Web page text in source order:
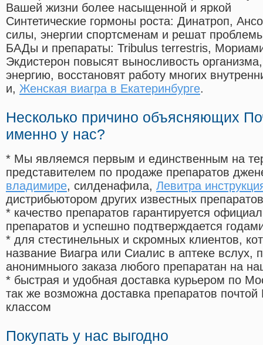
Вашей жизни более насыщенной и яркой
Синтетические гормоны роста: Динатроп,
силы, энергии спортсменам и решат
БАДы и препараты: Tribulus terrestris,
Экдистерон повысят выносливость
энергию, восстановят работу многих
и, Женская виагра в Екатеринбурге.
Несколько причино объясняющих
именно у нас?
* Мы являемся первым и единственным на
представителем по продаже препаратов
владимире, силденафила, Левитра
дистрибьютором других известных препаратов
* качество препаратов гарантируется
препаратов и успешно подтверждается
* для стестинельных и скромных клиентов,
название Виагра или Сиалис в аптеке вслух,
анонимныого заказа любого препаратан на
* быстрая и удобная доставка курьером по
так же возможна доставка препаратов
классом
Покупать у нас выгодно